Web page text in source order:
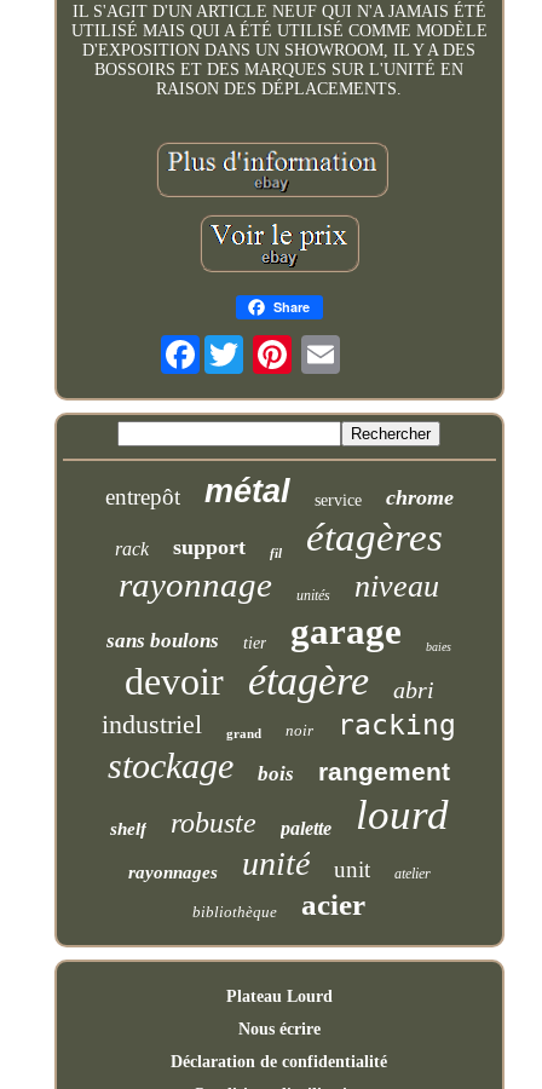
IL S'AGIT D'UN ARTICLE NEUF QUI N'A JAMAIS ÉTÉ
UTILISÉ MAIS QUI A ÉTÉ UTILISÉ COMME MODÈLE
D'EXPOSITION DANS UN SHOWROOM, IL Y A DES
BOSSOIRS ET DES MARQUES SUR L'UNITÉ EN
RAISON DES DÉPLACEMENTS.
Share
Facebook
entrepôt métal service chrome
rack support fil étagères
rayonnage unités niveau
sans boulons tier garage baies
devoir étagère abri
industriel grand noir racking
stockage bois rangement
shelf robuste palette lourd
rayonnages unité unit atelier
bibliothèque acier
Plateau Lourd
Nous écrire
Déclaration de confidentialité